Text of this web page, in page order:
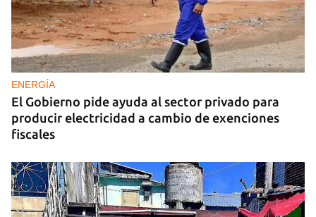
ENERGÍA
El Gobierno pide ayuda al sector privado para
producir electricidad a cambio de exenciones
fiscales